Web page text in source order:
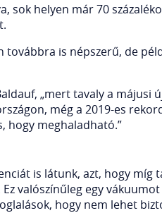
sok helyen már 70
is népszerű, de
„mert tavaly a májusi
még a 2019-es
hogy meghaladható.”
is látunk, azt, hogy
valószínűleg egy
hogy nem lehet